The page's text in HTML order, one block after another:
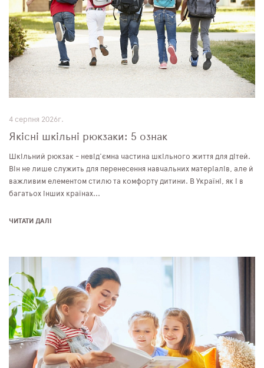
4 серпня 2026г.
Якісні шкільні рюкзаки: 5 ознак
Шкільний рюкзак - невід'ємна частина шкільного життя для дітей.
Він не лише служить для перенесення навчальних матеріалів, але й
важливим елементом стилю та комфорту дитини. В Україні, як і в
багатьох інших країнах...
ЧИТАТИ ДАЛІ